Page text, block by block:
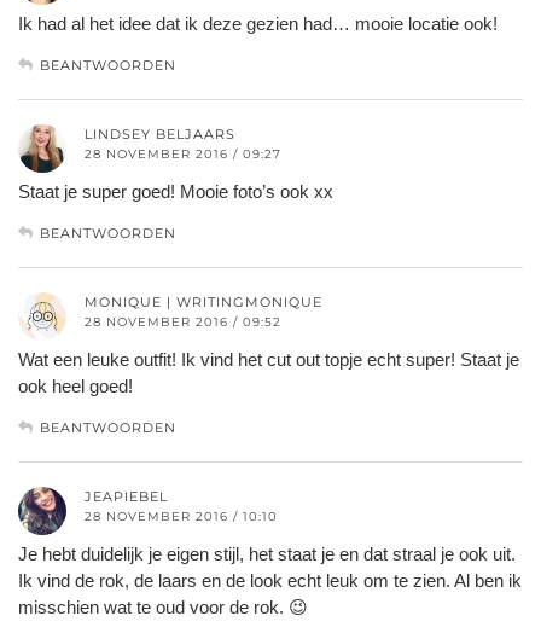
Ik had al het idee dat ik deze gezien had… mooie locatie ook!
BEANTWOORDEN
LINDSEY BELJAARS
28 NOVEMBER 2016 / 09:27
Staat je super goed! Mooie foto’s ook xx
BEANTWOORDEN
MONIQUE | WRITINGMONIQUE
28 NOVEMBER 2016 / 09:52
Wat een leuke outfit! Ik vind het cut out topje echt super! Staat je
ook heel goed!
BEANTWOORDEN
JEAPIEBEL
28 NOVEMBER 2016 / 10:10
Je hebt duidelijk je eigen stijl, het staat je en dat straal je ook uit.
Ik vind de rok, de laars en de look echt leuk om te zien. Al ben ik
misschien wat te oud voor de rok. 😉